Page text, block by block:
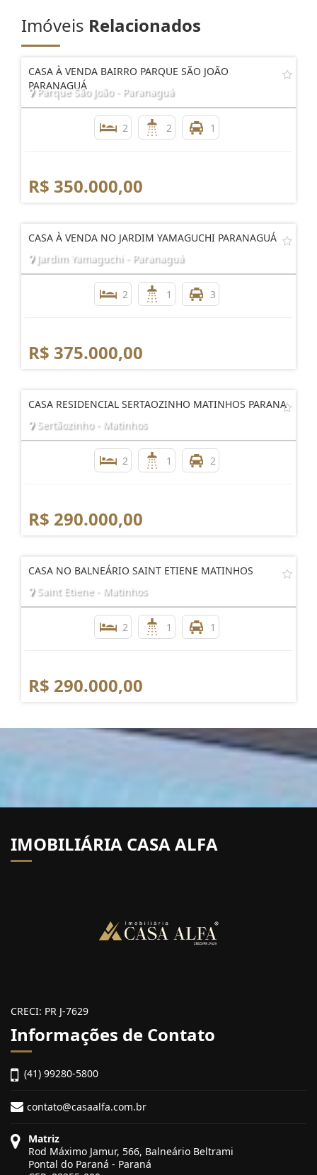
Imóveis Relacionados
CASA À VENDA BAIRRO PARQUE SÃO JOÃO
PARANAGUÁ
Parque São João - Paranaguá
2 2 1
R$ 350.000,00
CASA À VENDA NO JARDIM YAMAGUCHI PARANAGUÁ
Jardim Yamaguchi - Paranaguá
2 1 3
R$ 375.000,00
CASA RESIDENCIAL SERTAOZINHO MATINHOS PARANA
Sertãozinho - Matinhos
2 1 2
R$ 290.000,00
CASA NO BALNEÁRIO SAINT ETIENE MATINHOS
Saint Etiene - Matinhos
2 1 1
R$ 290.000,00
IMOBILIÁRIA CASA ALFA
CRECI: PR J-7629
Informações de Contato
(41) 99280-5800
contato@casaalfa.com.br
Matriz
Rod Máximo Jamur, 566, Balneário Beltrami
Pontal do Paraná - Paraná